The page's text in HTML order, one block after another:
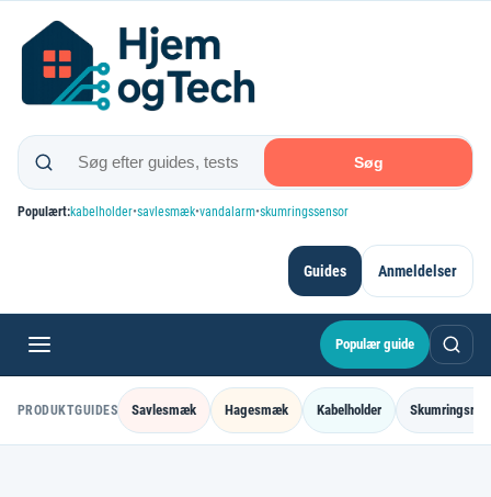
indhold
Søg
Populært:kabelholder•savlesmæk•vandalarm•skumringssensor
Guides Anmeldelser
Populær guide
PRODUKTGUIDES Savlesmæk Hagesmæk Kabelholder